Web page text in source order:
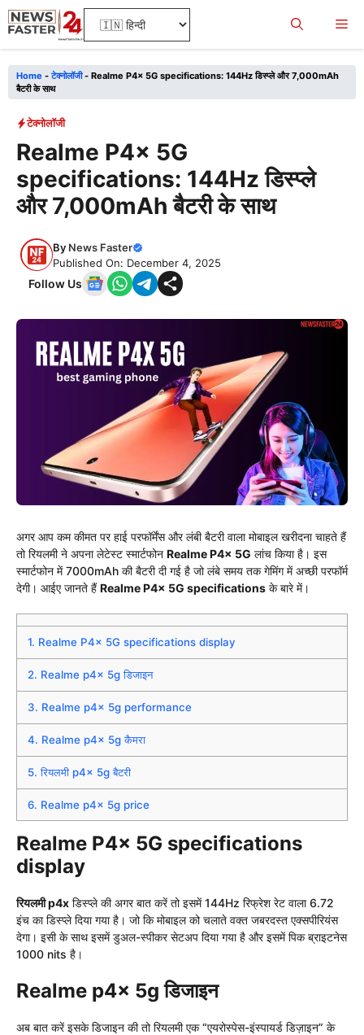
Skip
to
Home -टेक्नोलॉजी- Realme P4x 5G specifications: 144Hz डिस्प्ले और 7,000mAh
बैटरी के साथ
टेक्नोलॉजी
Realme P4x 5G
specifications: 144Hz डिस्प्ले
और 7,000mAh बैटरी के साथ
By News Faster
Published On: December 4, 2025
Follow Us
अगर आप कम कीमत पर हाई परफॉर्मेंस और लंबी बैटरी वाला मोबाइल खरीदना चाहते हैं
तो रियलमी ने अपना लेटेस्ट स्मार्टफोन Realme P4x 5G लांच किया है। इस
स्मार्टफोन में 7000mAh की बैटरी दी गई है जो लंबे समय तक गेमिंग में अच्छी परफॉर्म
देगी। आईए जानते हैं Realme P4x 5G specifications के बारे में।
1. Realme P4x 5G specifications display
2. Realme p4x 5g डिजाइन
3. Realme p4x 5g performance
4. Realme p4x 5g कैमरा
5. रियलमी p4x 5g बैटरी
6. Realme p4x 5g price
Realme P4x 5G specifications
display
रियलमी p4x डिस्प्ले की अगर बात करें तो इसमें 144Hz रिफ्रेश रेट वाला 6.72
इंच का डिस्प्ले दिया गया है। जो कि मोबाइल को चलाते वक्त जबरदस्त एक्सपीरियंस
देगा। इसी के साथ इसमें डुअल-स्पीकर सेटअप दिया गया है और इसमें पिक ब्राइटनेस
1000 nits है।
Realme p4x 5g डिजाइन
अब बात करें इसके डिजाइन की तो रियलमी एक “एयरोस्पेस-इंस्पायर्ड डिज़ाइन” के